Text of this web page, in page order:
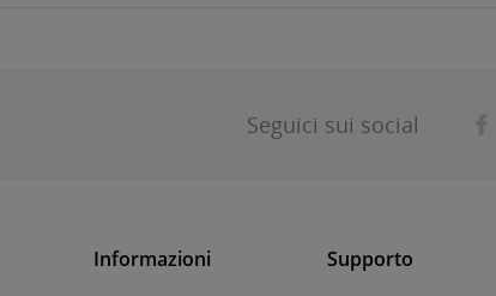
Seguici sui social
Informazioni Supporto